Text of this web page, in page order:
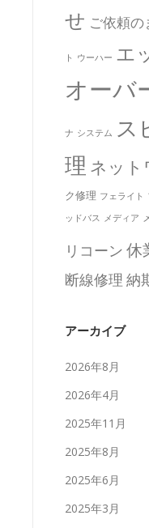
せ ご依頼の
ト ウーハー エ
オーバ
ナ システム ス
理 ネット
ク修理 フェライト
ッドバス メディア
リコーン 休
断線修理 納
アーカイブ
2026年8月
2026年4月
2025年11月
2025年8月
2025年6月
2025年3月